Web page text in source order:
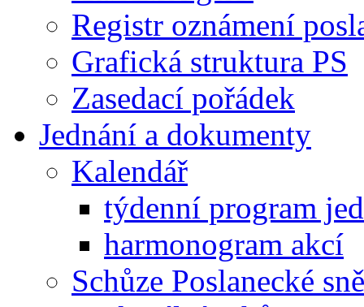
Registr oznámení
Grafická struktura PS
Zasedací pořádek
Jednání a dokumenty
Kalendář
týdenní program
harmonogram akcí
Schůze Poslanecké